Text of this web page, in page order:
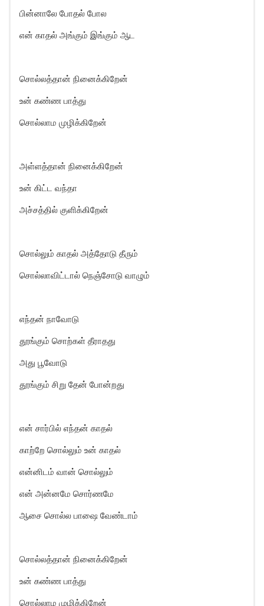
பின்னாலே போதல் போல
என் காதல் அங்கும் இங்கும் ஆட
சொல்லத்தான் நினைக்கிறேன்
உன் கண்ண பாத்து
சொல்லாம முழிக்கிறேன்
அள்ளத்தான் நினைக்கிறேன்
உன் கிட்ட வந்தா
அச்சத்தில் குளிக்கிறேன்
சொல்லும் காதல் அத்தோடு தீரும்
சொல்லாவிட்டால் நெஞ்சோடு வாழும்
எந்தன் நாவோடு
தூங்கும் சொற்கள் தீராதது
அது பூவோடு
தூங்கும் சிறு தேன் போன்றது
என் சார்பில் எந்தன் காதல்
காற்றே சொல்லும் உன் காதல்
என்னிடம் வான் சொல்லும்
என் அன்னமே சொர்ணமே
ஆசை சொல்ல பாஷை வேண்டாம்
சொல்லத்தான் நினைக்கிறேன்
உன் கண்ண பாத்து
சொல்லாம முழிக்கிறேன்